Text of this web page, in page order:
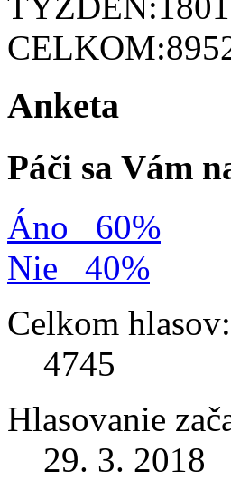
CELKOM:
Anketa
Páči sa Vám
Áno
60%
Nie
40%
Celkom hlasov:
4745
Hlasovanie
29. 3. 2018